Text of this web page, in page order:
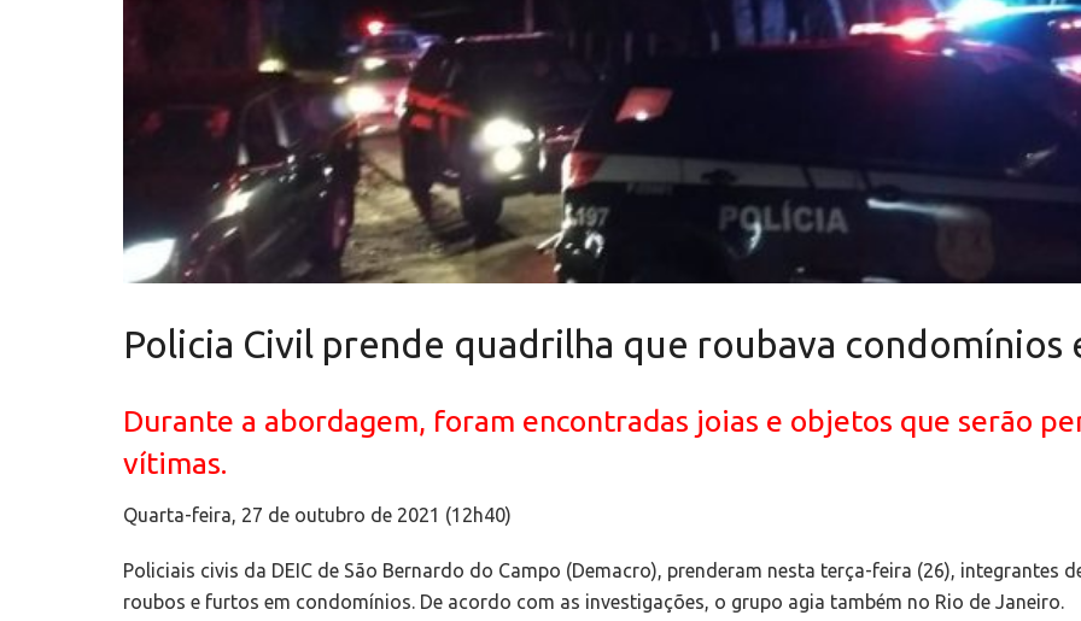
Policia Civil prende quadrilha que roubava condomínios
Durante a abordagem, foram encontradas joias e objetos que serão
vítimas.
Quarta-feira, 27 de outubro de 2021 (12h40)
Policiais civis da DEIC de São Bernardo do Campo (Demacro), prenderam nesta terça-feira (26), integrantes
roubos e furtos em condomínios. De acordo com as investigações, o grupo agia também no Rio de Janeiro.